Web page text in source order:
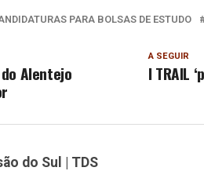
PARA BOLSAS DE ESTUDO
A SEGUIR
I TRAIL
Alentejo
do Sul | TDS